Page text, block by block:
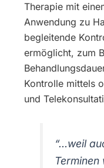
Therapie mit
Anwendung zu
begleitende
ermöglicht, zum
Kontrolle mittels
und
“…weil